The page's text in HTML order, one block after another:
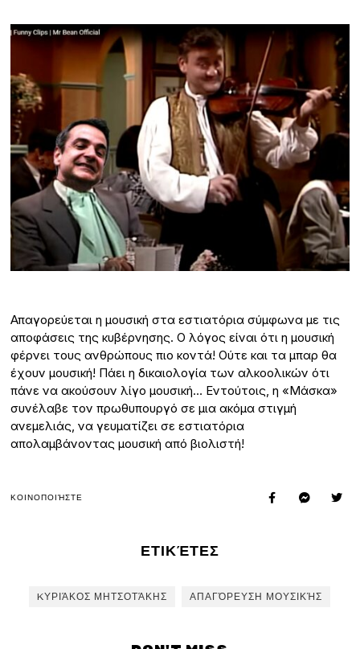
Απαγορεύεται η μουσική στα εστιατόρια σύμφωνα με τις
αποφάσεις της κυβέρνησης. Ο λόγος είναι ότι η μουσική
φέρνει τους ανθρώπους πιο κοντά! Ούτε και τα μπαρ θα
έχουν μουσική! Πάει η δικαιολογία των αλκοολικών ότι
πάνε να ακούσουν λίγο μουσική… Εντούτοις, η «Μάσκα»
συνέλαβε τον πρωθυπουργό σε μια ακόμα στιγμή
ανεμελιάς, να γευματίζει σε εστιατόρια
απολαμβάνοντας μουσική από βιολιστή!
ΚΟΙΝΟΠΟΙΉΣΤΕ
ΕΤΙΚΈΤΕΣ
KΥΡΙΆΚΟΣ ΜΗΤΣΟΤΆΚΗΣ ΑΠΑΓΌΡΕΥΣΗ ΜΟΥΣΙΚΉΣ